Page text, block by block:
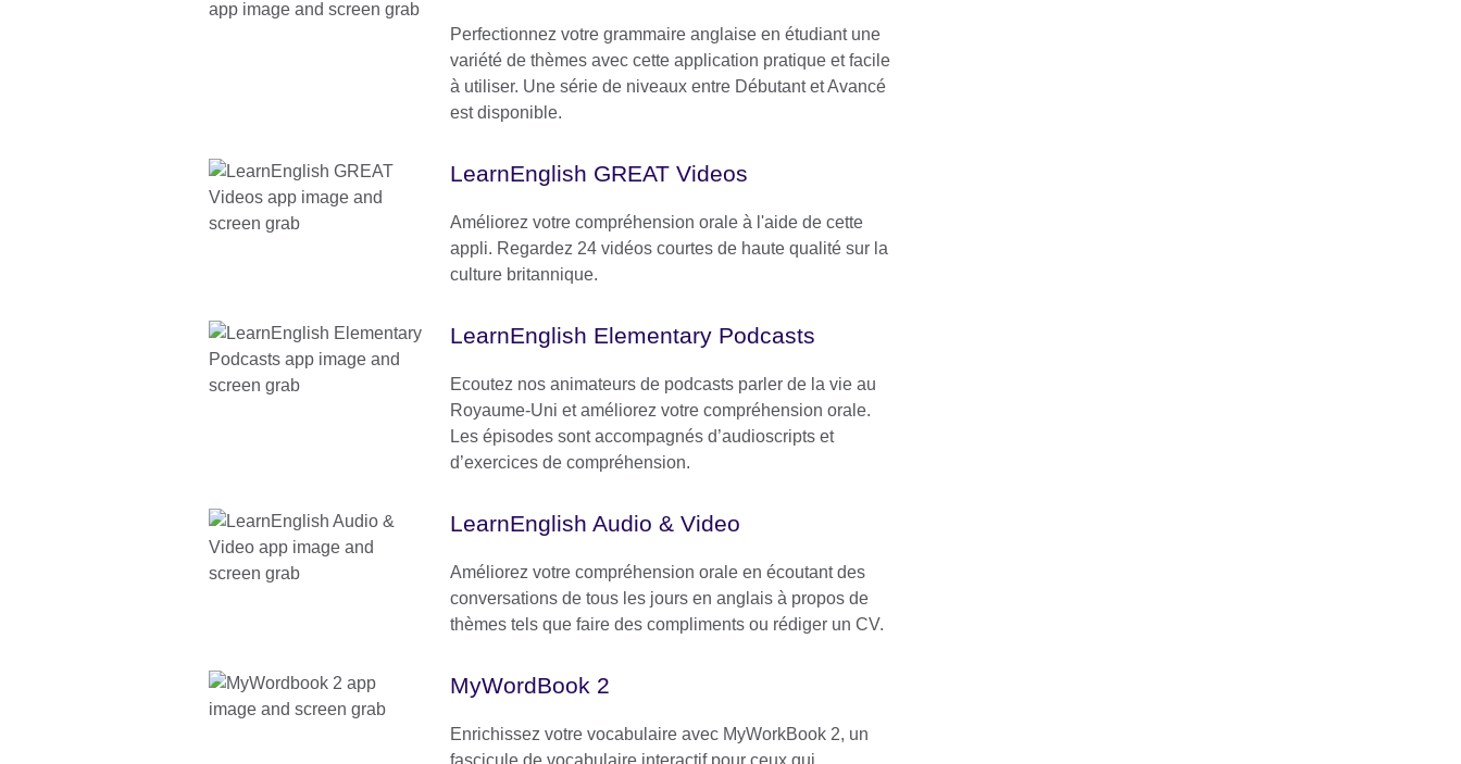
Perfectionnez votre grammaire anglaise en étudiant une
variété de thèmes avec cette application pratique et facile
à utiliser. Une série de niveaux entre Débutant et Avancé
est disponible.
LearnEnglish GREAT Videos
Améliorez votre compréhension orale à l'aide de cette
appli. Regardez 24 vidéos courtes de haute qualité sur la
culture britannique.
LearnEnglish Elementary Podcasts
Ecoutez nos animateurs de podcasts parler de la vie au
Royaume-Uni et améliorez votre compréhension orale.
Les épisodes sont accompagnés d’audioscripts et
d’exercices de compréhension.
LearnEnglish Audio & Video
Améliorez votre compréhension orale en écoutant des
conversations de tous les jours en anglais à propos de
thèmes tels que faire des compliments ou rédiger un CV.
MyWordBook 2
Enrichissez votre vocabulaire avec MyWorkBook 2, un